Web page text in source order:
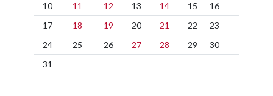
10
11 12 13 14 15
16
17
18 19 20 21 22
23
24
25 26 27 28 29
30
31